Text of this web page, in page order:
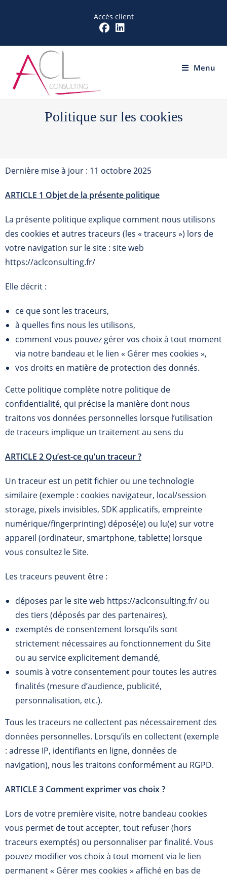
Accès client
Menu
Politique sur les cookies
Dernière mise à jour : 11 octobre 2025
ARTICLE 1 Objet de la présente politique
La présente politique explique comment nous utilisons
des cookies et autres traceurs (les « traceurs ») lors de
votre navigation sur le site : site web
https://aclconsulting.fr/
Elle décrit :
ce que sont les traceurs,
à quelles fins nous les utilisons,
comment vous pouvez gérer vos choix à tout moment
via notre bandeau et le lien « Gérer mes cookies »,
vos droits en matière de protection des donnés.
Cette politique complète notre politique de
confidentialité, qui précise la manière dont nous
traitons vos données personnelles lorsque l’utilisation
de traceurs implique un traitement au sens du
ARTICLE 2 Qu’est-ce qu’un traceur ?
Un traceur est un petit fichier ou une technologie
similaire (exemple : cookies navigateur, local/session
storage, pixels invisibles, SDK applicatifs, empreinte
numérique/fingerprinting) déposé(e) ou lu(e) sur votre
appareil (ordinateur, smartphone, tablette) lorsque
vous consultez le Site.
Les traceurs peuvent être :
déposes par le site web https://aclconsulting.fr/ ou
des tiers (déposés par des partenaires),
exemptés de consentement lorsqu’ils sont
strictement nécessaires au fonctionnement du Site
ou au service explicitement demandé,
soumis à votre consentement pour toutes les autres
finalités (mesure d’audience, publicité,
personnalisation, etc.).
Tous les traceurs ne collectent pas nécessairement des
données personnelles. Lorsqu’ils en collectent (exemple
: adresse IP, identifiants en ligne, données de
navigation), nous les traitons conformément au RGPD.
ARTICLE 3 Comment exprimer vos choix ?
Lors de votre première visite, notre bandeau cookies
vous permet de tout accepter, tout refuser (hors
traceurs exemptés) ou personnaliser par finalité. Vous
pouvez modifier vos choix à tout moment via le lien
permanent « Gérer mes cookies » affiché en bas de